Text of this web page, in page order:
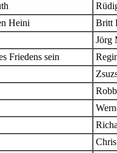
Heini
Britt
Jörg
Friedens sein